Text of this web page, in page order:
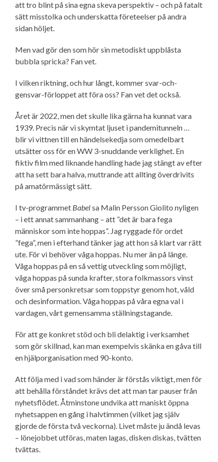
att tro blint på sina egna skeva perspektiv – och på fatalt
sätt misstolka och underskatta företeelser på andra
sidan höljet.
Men vad gör den som hör sin metodiskt uppblåsta
bubbla spricka? Fan vet.
I vilken riktning, och hur långt, kommer svar-och-
gensvar-förloppet att föra oss? Fan vet det också.
Året är 2022, men det skulle lika gärna ha kunnat vara
1939. Precis när vi skymtat ljuset i pandemi­tunneln …
blir vi vittnen till en händelsekedja som omedelbart
utsätter oss för en WW 3-snuddande verklighet. En
fiktiv film med liknande handling hade jag stängt av efter
att ha sett bara halva, muttrande att allting överdrivits
på amatörmässigt sätt.
I tv-programmet Babelsa Malin Persson Giolito nyligen
– i ett annat sammanhang – att ”det är bara fega
människor som inte hoppas”. Jag ryggade för ordet
”fega”, men i efterhand tänker jag att hon så klart var rätt
ute. För vi behöver våga hoppas. Nu mer än på länge.
Våga hoppas på en så vettig utveckling som möjligt,
våga hoppas på sunda krafter, stora folkmassors vinst
över små person­kretsar som toppstyr genom hot, våld
och desinformation. Våga hoppas på våra egna val i
vardagen, vårt gemensamma ställningstagande.
För att ge konkret stöd och bli delaktig i verksamhet
som gör skillnad, kan man exempelvis skänka en gåva till
en hjälporganisation med 90-konto.
Att följa med i vad som händer är förstås viktigt, men för
att behålla förståndet krävs det att man tar pauser från
nyhets­flödet. Åtminstone undvika att maniskt öppna
nyhetsappen en gång i halvtimmen (vilket jag själv
gjorde de första två veckorna). Livet måste ju ändå levas
– lönejobbet utföras, maten lagas, disken diskas, tvätten
tvättas.